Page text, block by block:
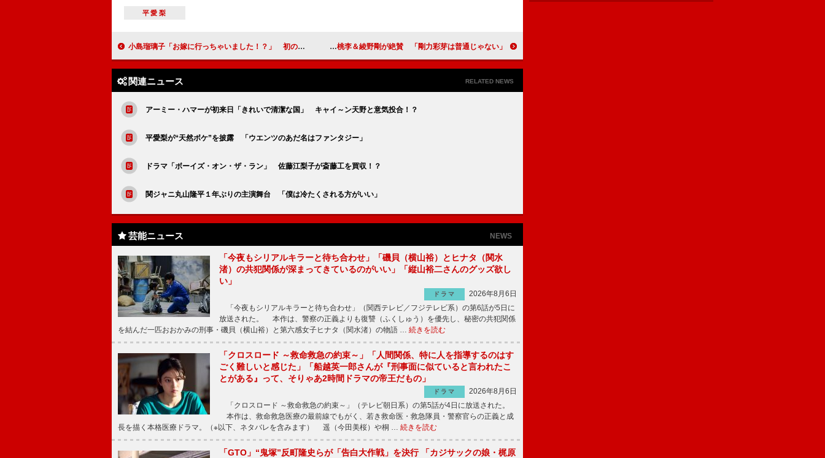
平愛梨
小島瑠璃子「お嫁に行っちゃいました！？」 初の写真集『こじるりっ！』を発売 松坂桃李＆綾野剛が絶賛 「剛力彩芽は普通じゃない」
関連ニュース RELATED NEWS
アーミー・ハマーが初来日「きれいで清潔な国」 キャイ～ン天野と意気投合！？
平愛梨が“天然ボケ”を披露 「ウエンツのあだ名はファンタジー」
ドラマ「ボーイズ・オン・ザ・ラン」 佐藤江梨子が斎藤工を買収！？
関ジャニ丸山隆平１年ぶりの主演舞台 「僕は冷たくされる方がいい」
芸能ニュース NEWS
「今夜もシリアルキラーと待ち合わせ」「磯貝（横山裕）とヒナタ（関水
渚）の共犯関係が深まってきているのがいい」「縦山裕二さんのグッズ欲し
い」
ドラマ
2026年8月6日
「今夜もシリアルキラーと待ち合わせ」（関西テレビ／フジテレビ系）の第6話が5日に
放送された。 本作は、警察の正義よりも復讐（ふくしゅう）を優先し、秘密の共犯関係
を結んだ一匹おおかみの刑事・磯貝（横山裕）と第六感女子ヒナタ（関水渚）の物語 … 続きを読む
「クロスロード ～救命救急の約束～」「人間関係、特に人を指導するのはす
ごく難しいと感じた」「船越英一郎さんが『刑事面に似ていると言われたこ
とがある』って、そりゃあ2時間ドラマの帝王だもの」
ドラマ
2026年8月6日
「クロスロード ～救命救急の約束～」（テレビ朝日系）の第5話が4日に放送された。
本作は、救命救急医療の最前線でもがく、若き救命医・救急隊員・警察官らの正義と成
長を描く本格医療ドラマ。（※以下、ネタバレを含みます） 遥（今田美桜）や桐 … 続きを読む
「GTO」“鬼塚”反町隆史らが「告白大作戦」を決行 「カジサックの娘・梶原